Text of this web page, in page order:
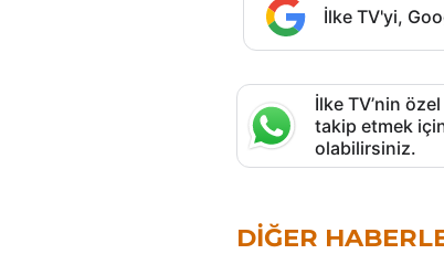
İlke TV'yi,
İlke TV’nin
takip etmek
olabilirsiniz.
DIĞER